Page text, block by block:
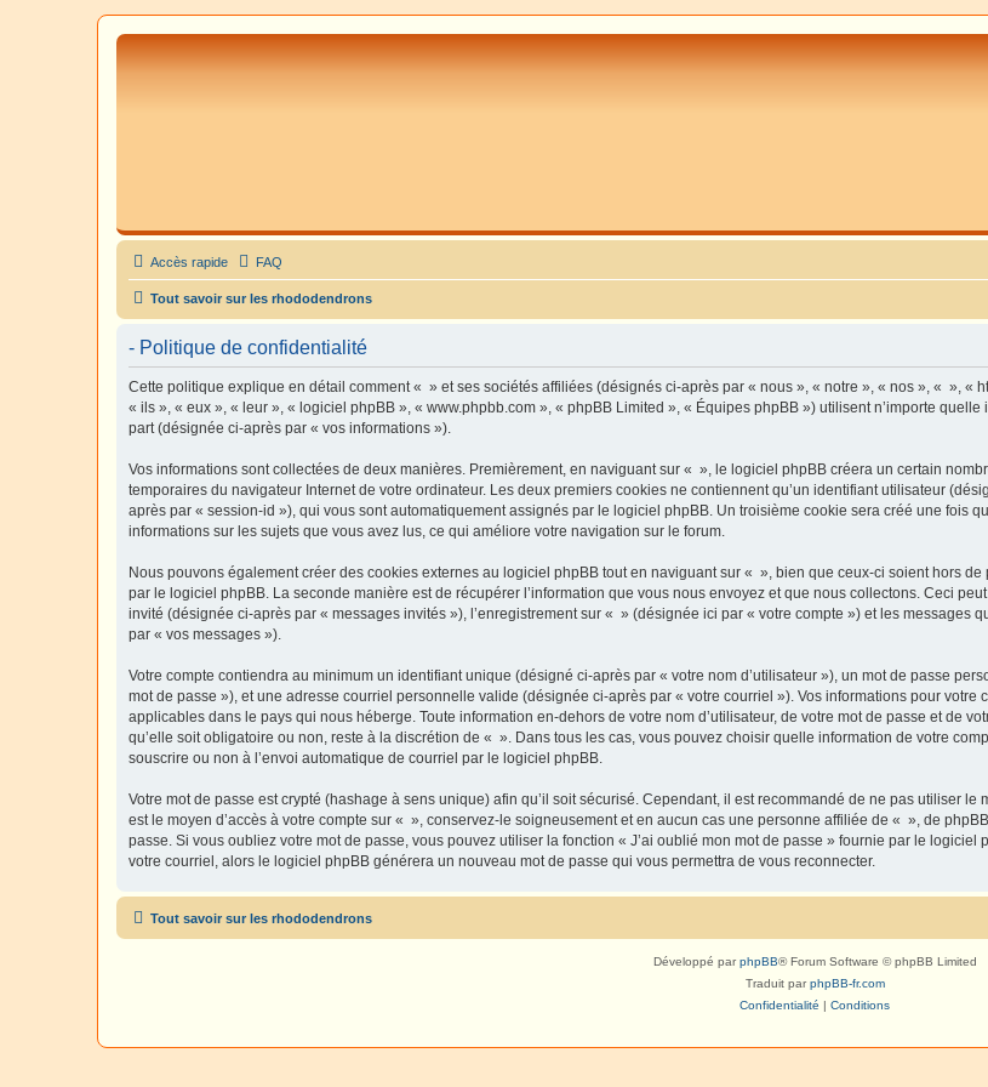
Accès rapide FAQ
Tout savoir sur les rhododendrons
- Politique de confidentialité
Cette politique explique en détail comment « » et ses sociétés affiliées (désignés ci-après par « nous », « notre », « nos », « », «
« ils », « eux », « leur », « logiciel phpBB », « www.phpbb.com », « phpBB Limited », « Équipes phpBB ») utilisent n’importe
part (désignée ci-après par « vos informations »).
Vos informations sont collectées de deux manières. Premièrement, en naviguant sur « », le logiciel phpBB créera un certain
temporaires du navigateur Internet de votre ordinateur. Les deux premiers cookies ne contiennent qu’un identifiant utilisateur
après par « session-id »), qui vous sont automatiquement assignés par le logiciel phpBB. Un troisième cookie sera créé une fois
informations sur les sujets que vous avez lus, ce qui améliore votre navigation sur le forum.
Nous pouvons également créer des cookies externes au logiciel phpBB tout en naviguant sur « », bien que ceux-ci soient hors
par le logiciel phpBB. La seconde manière est de récupérer l’information que vous nous envoyez et que nous collectons. Ceci
invité (désignée ci-après par « messages invités »), l’enregistrement sur « » (désignée ici par « votre compte ») et les messages
par « vos messages »).
Votre compte contiendra au minimum un identifiant unique (désigné ci-après par « votre nom d’utilisateur »), un mot de passe
mot de passe »), et une adresse courriel personnelle valide (désignée ci-après par « votre courriel »). Vos informations pour
applicables dans le pays qui nous héberge. Toute information en-dehors de votre nom d’utilisateur, de votre mot de passe et de
qu’elle soit obligatoire ou non, reste à la discrétion de « ». Dans tous les cas, vous pouvez choisir quelle information de votre
souscrire ou non à l’envoi automatique de courriel par le logiciel phpBB.
Votre mot de passe est crypté (hashage à sens unique) afin qu’il soit sécurisé. Cependant, il est recommandé de ne pas utiliser
est le moyen d’accès à votre compte sur « », conservez-le soigneusement et en aucun cas une personne affiliée de « », de
passe. Si vous oubliez votre mot de passe, vous pouvez utiliser la fonction « J’ai oublié mon mot de passe » fournie par le
votre courriel, alors le logiciel phpBB générera un nouveau mot de passe qui vous permettra de vous reconnecter.
Tout savoir sur les rhododendrons
Développé parphpBB® Forum Software © phpBB Limited
Traduit parphpBB-fr.com
Confidentialité | Conditions